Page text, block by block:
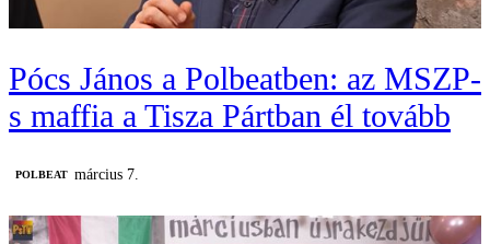
Pócs János a Polbeatben: az MSZP-
s maffia a Tisza Pártban él tovább
‎POLBEAT március 7.